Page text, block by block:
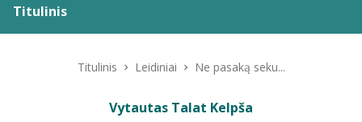
Titulinis
Titulinis Leidiniai Ne pasaką seku...
Vytautas Talat Kelpša